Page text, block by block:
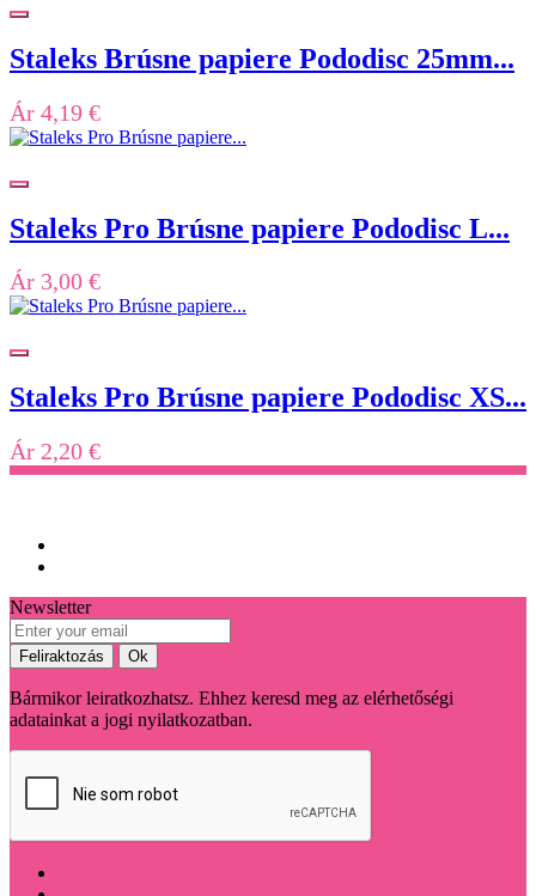
Staleks Brúsne papiere Pododisc 25mm...
Ár 4,19 €
Staleks Pro Brúsne papiere Pododisc L...
Ár 3,00 €
Staleks Pro Brúsne papiere Pododisc XS...
Ár 2,20 €
Newsletter
Bármikor leiratkozhatsz. Ehhez keresd meg az elérhetőségi
adatainkat a jogi nyilatkozatban.